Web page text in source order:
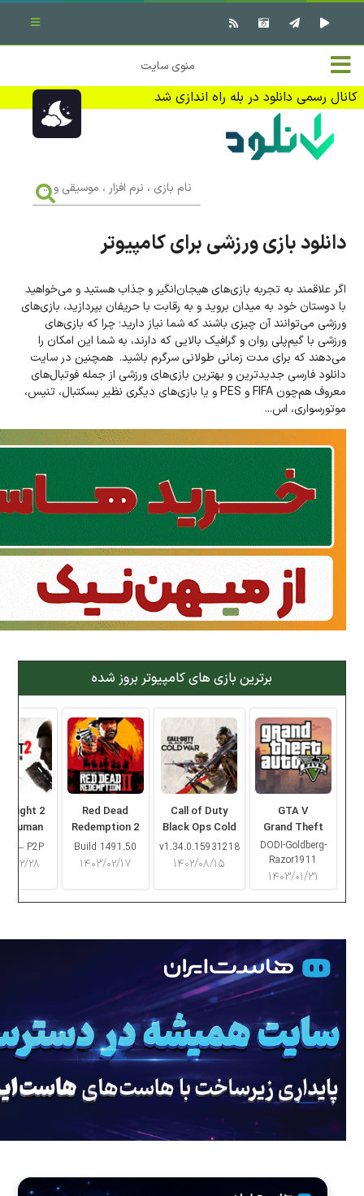
خانه
تماس با ما
تبلیغات
منوی سایت
کانال رسمی دانلود در بله راه اندازی شد
✖ بستن منو
نرم افزار کامپیوتر
بازی کامپیوتر
کتاب
وبلاگ
جهت دریافت آخرین اخبار و اطلاعات ما را در کانال رسمی دانلود در
بله دنبال کنید (ورود)
بازی
،
،
موسیقی
دانلود بازی ورزشی برای کامپیوتر
اگر علاقمند به تجربه بازی‌های هیجان‌انگیر و جذاب هستید و می‌خواهید
با دوستان خود به میدان بروید و به رقابت با حریفان بپردازید، بازی‌های
ورزشی می‌توانند آن‌ چیزی باشند که شما نیاز دارید؛ چرا که بازی‌های
ورزشی با گیم‌پلی روان و گرافیک بالایی که دارند، به شما این امکان را
می‌دهند که برای مدت زمانی طولانی سرگرم باشید. همچنین در سایت
دانلود فارسی جدیدترین و بهترین بازی‌های ورزشی از جمله فوتبال‌های
معروف هم‌چون FIFA و PES و یا بازی‌های دیگری نظیر بسکتبال، تنیس،
موتورسواری، اس...
برترین بازی های کامپیوتر بروز شده
GTA V
Grand Theft
Auto V
DODI-Goldberg-
Razor1911
۱۴۰۳/۰۱/۳۱
Call of Duty
Black Ops Cold
War
v1.34.0.15931218
۱۴۰۲/۰۸/۱۵
Red Dead
Redemption 2
Build 1491.50
۱۴۰۳/۰۲/۱۷
Light 2
Human
– P2P
۱۴۰۳/